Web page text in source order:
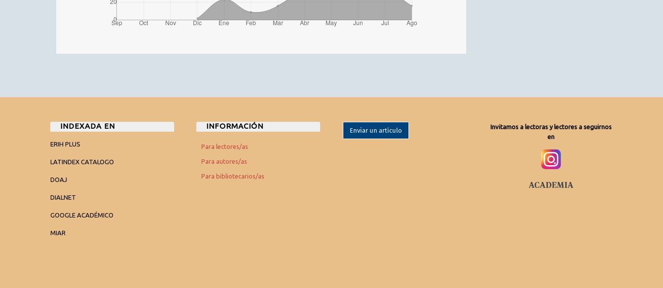
INDEXADA EN
ERIH PLUS
LATINDEX CATALOGO
DOAJ
DIALNET
GOOGLE ACADÉMICO
MIAR
INFORMACIÓN
Para lectores/as
Para autores/as
Para bibliotecarios/as
Enviar un artículo
Invitamos a lectoras y lectores a seguirnos
en